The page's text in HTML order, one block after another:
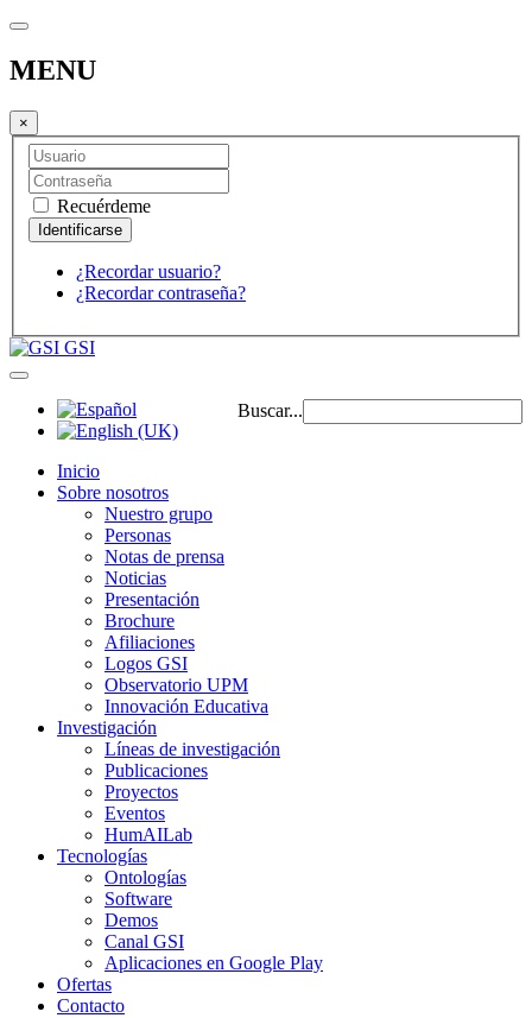
MENU
×
Recuérdeme
¿Recordar usuario?
¿Recordar contraseña?
GSI
Buscar...
Inicio
Sobre nosotros
Nuestro grupo
Personas
Notas de prensa
Noticias
Presentación
Brochure
Afiliaciones
Logos GSI
Observatorio UPM
Innovación Educativa
Investigación
Líneas de investigación
Publicaciones
Proyectos
Eventos
HumAILab
Tecnologías
Ontologías
Software
Demos
Canal GSI
Aplicaciones en Google Play
Ofertas
Contacto